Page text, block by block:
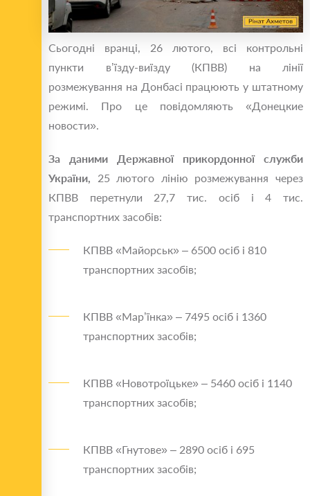
Сьогодні вранці, 26 лютого, всі контрольні
пункти в’їзду-виїзду (КПВВ) на лінії
розмежування на Донбасі працюють у штатному
режимі. Про це повідомляють «Донецкие
новости».
За даними Державної прикордонної служби
України, 25 лютого лінію розмежування через
КПВВ перетнули 27,7 тис. осіб і 4 тис.
транспортних засобів:
КПВВ «Майорськ» – 6500 осіб і 810
транспортних засобів;
КПВВ «Мар’їнка» – 7495 осіб і 1360
транспортних засобів;
КПВВ «Новотроїцьке» – 5460 осіб і 1140
транспортних засобів;
КПВВ «Гнутове» – 2890 осіб і 695
транспортних засобів;